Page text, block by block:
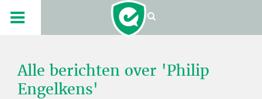
Alle berichten over 'Philip
Engelkens'